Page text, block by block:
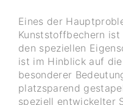
Eines der
Kunststoffbechern
den speziellen
ist im Hinblick auf
besonderer
platzsparend
speziell entwickelter